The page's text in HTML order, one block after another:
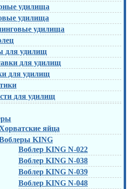
удилища
удилища
удилища
для удилищ
для удилищ
для удилищ
для удилищ
яйца
KING
Воблер KING N-022
Воблер KING N-038
Воблер KING N-039
Воблер KING N-048